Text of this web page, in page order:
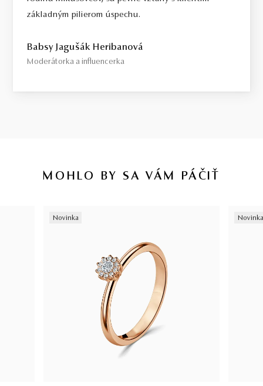
základným pilierom úspechu.
Babsy Jagušák Heribanová
Moderátorka a influencerka
MOHLO BY SA VÁM PÁČIŤ
Novinka Novinka